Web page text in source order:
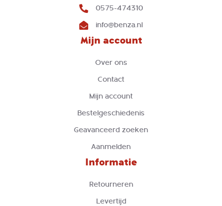
0575-474310
info@benza.nl
Mijn account
Over ons
Contact
Mijn account
Bestelgeschiedenis
Geavanceerd zoeken
Aanmelden
Informatie
Retourneren
Levertijd